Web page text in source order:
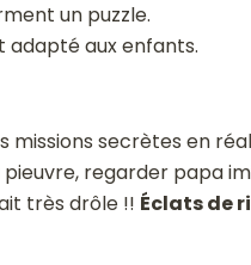
un puzzle.
adapté aux enfants.
missions secrètes en
regarder papa
très drôle !! Éclats de